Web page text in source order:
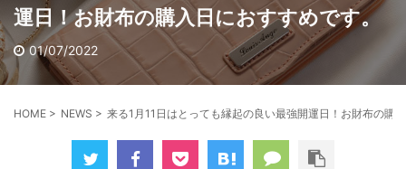
運日！お財布の購入日におすすめです。
01/07/2022
HOME > NEWS > 来る1月11日はとっても縁起の良い最強開運日！お財布の購